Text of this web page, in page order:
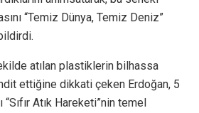
“Temiz Dünya, Temiz Deniz”
atılan plastiklerin bilhassa
ettiğine dikkati çeken Erdoğan, 5
Atık Hareketi”nin temel